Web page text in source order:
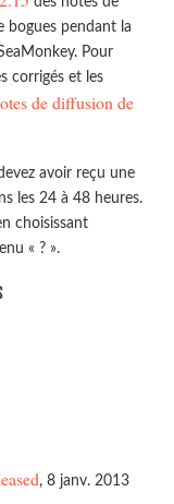
bogues pendant la
Pour
corrigés et les
de diffusion de
avoir reçu une
les 24 à 48 heures.
choisissant
« ? ».
, 8 janv. 2013